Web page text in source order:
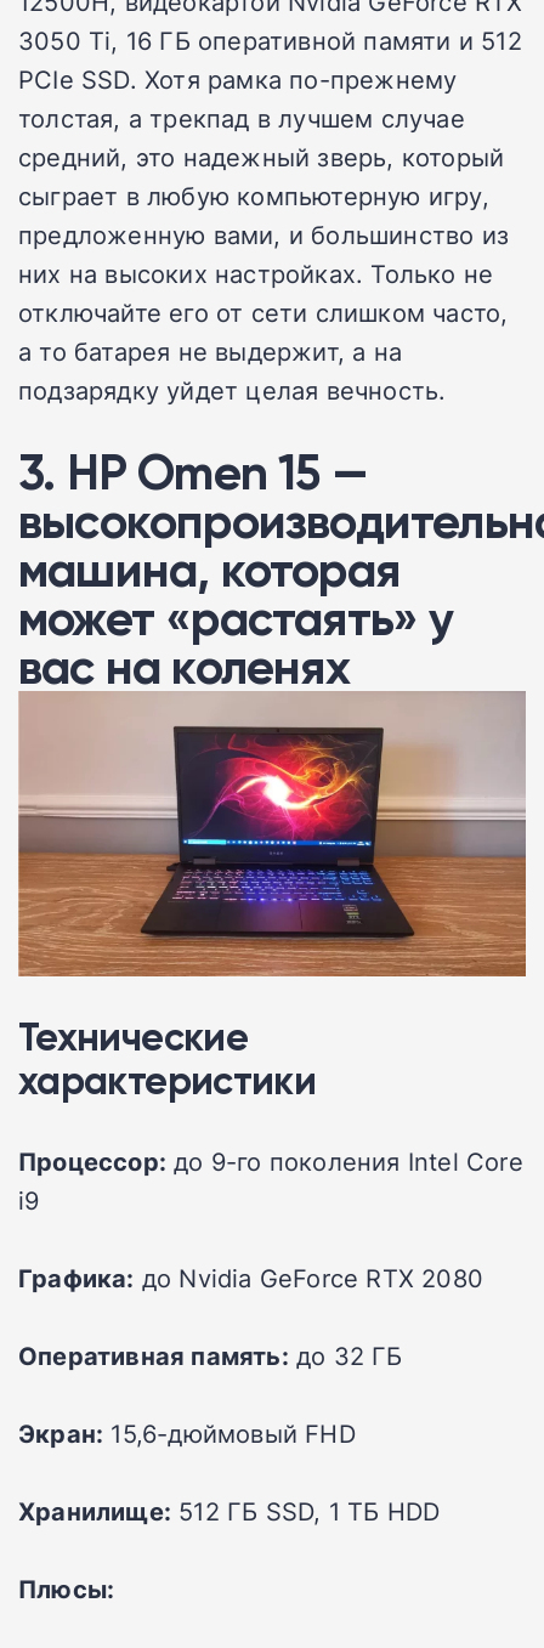
3050 Ti, 16 ГБ оперативной памяти и 512
PCIe SSD. Хотя рамка по-прежнему
толстая, а трекпад в лучшем случае
средний, это надежный зверь, который
сыграет в любую компьютерную игру,
предложенную вами, и большинство из
них на высоких настройках. Только не
отключайте его от сети слишком часто,
а то батарея не выдержит, а на
подзарядку уйдет целая вечность.
3. HP Omen 15 —
машина, которая
может «растаять» у
вас на коленях
Технические
характеристики
Процессор: до 9-го поколения Intel Core
i9
Графика: до Nvidia GeForce RTX 2080
Оперативная память: до 32 ГБ
Экран: 15,6-дюймовый FHD
Хранилище: 512 ГБ SSD, 1 ТБ HDD
Плюсы: